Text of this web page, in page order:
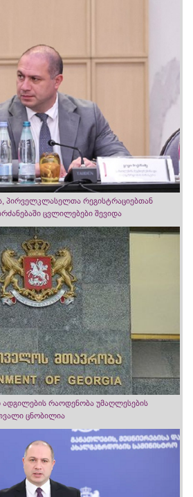
პირველკლასელთა რეგისტრაციებთან
ცვლილებები შევიდა
ადგილების რაოდენობა უმაღლესების
ცნობილია